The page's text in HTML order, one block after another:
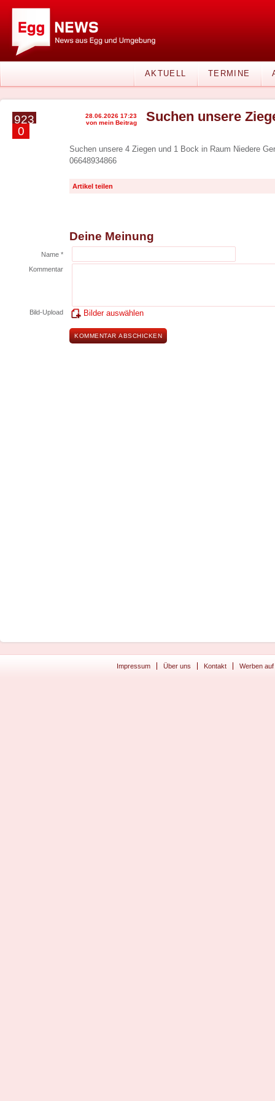
AKTUELL TERMINE
923
0
28.06.2026 17:23
von mein Beitrag
Suchen unsere
Suchen unsere 4 Ziegen und 1 Bock in Raum Niedere
06648934866
Artikel teilen
Deine Meinung
Name *
Kommentar
Bild-Upload Bilder auswählen
Impressum Über uns Kontakt Werben